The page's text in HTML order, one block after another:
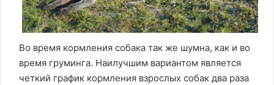
Во время кормления собака так же шумна, как и во
время груминга. Наилучшим вариантом является
четкий график кормления взрослых собак два раза